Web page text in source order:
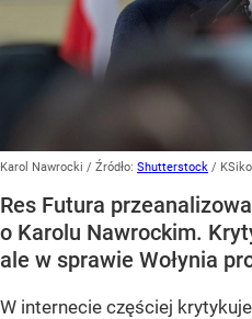
Karol Nawrocki / Źródło: Shutterstock /
Res Futura
o Karolu Nawrockim.
ale w sprawie Wołynia
W internecie częściej